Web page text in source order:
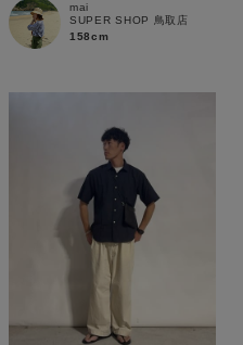
mai
SUPER SHOP 鳥取店
158cm